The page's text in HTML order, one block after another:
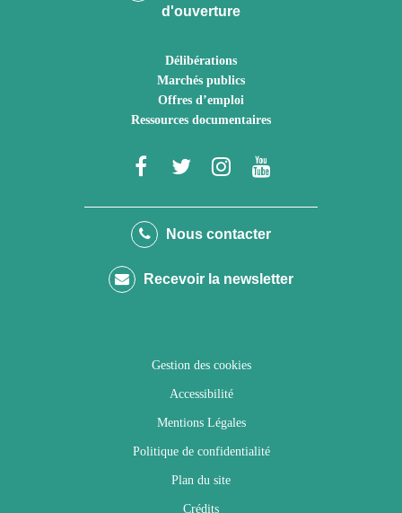
d'ouverture
Délibérations
Marchés publics
Offres d’emploi
Ressources documentaires
Lien
le
Facebook
Lien
le
Twitter
Lien
le
Instagram
Youtube
Nous contacter
Recevoir la newsletter
Gestion des cookies
Accessibilité
Mentions Légales
Politique de confidentialité
Plan du site
Crédits